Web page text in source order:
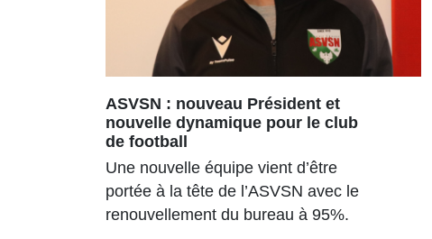
ASVSN : nouveau Président et
nouvelle dynamique pour le club
de football
Une nouvelle équipe vient d’être
portée à la tête de l’ASVSN avec le
renouvellement du bureau à 95%.